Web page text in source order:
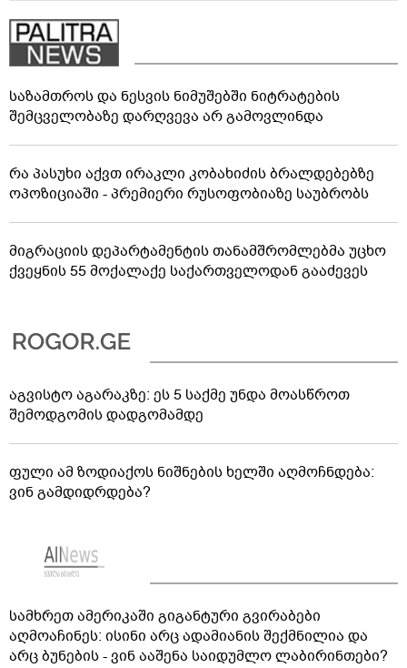
საზამთროს და ნესვის ნიმუშებში ნიტრატების
შემცველობაზე დარღვევა არ გამოვლინდა
რა პასუხი აქვთ ირაკლი კობახიძის ბრალდებებზე
ოპოზიციაში - პრემიერი რუსოფობიაზე საუბრობს
მიგრაციის დეპარტამენტის თანამშრომლებმა უცხო
ქვეყნის 55 მოქალაქე საქართველოდან გააძევეს
აგვისტო აგარაკზე: ეს 5 საქმე უნდა მოასწროთ
შემოდგომის დადგომამდე
ფული ამ ზოდიაქოს ნიშნების ხელში აღმოჩნდება:
ვინ გამდიდრდება?
სამხრეთ ამერიკაში გიგანტური გვირაბები
აღმოაჩინეს: ისინი არც ადამიანის შექმნილია და
არც ბუნების - ვინ ააშენა საიდუმლო ლაბირინთები?